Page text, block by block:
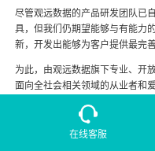
尽管观远数据的产品研发团队已
具，但我们仍期望能够与有能力
新，开发出能够为客户提供最完
为此，由观远数据旗下专业、开
面向全社会相关领域的从业者和
大赛旨在更好的满足企业用户强
才，与有能力的开发者携手，打
在线客服